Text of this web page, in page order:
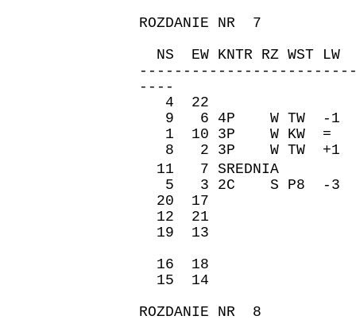
ROZDANIE NR 7
NS EW KNTR RZ WST
----
4 22 -170
9 6 4P W TW -
1 10 3P W KW =
8 2 3P W TW +1
11 7 SREDNIA
5 3 2C S P8 -3
20 17 -140
12 21 -140
19 13 -140
16 18 100
15 14 -140
ROZDANIE NR 8